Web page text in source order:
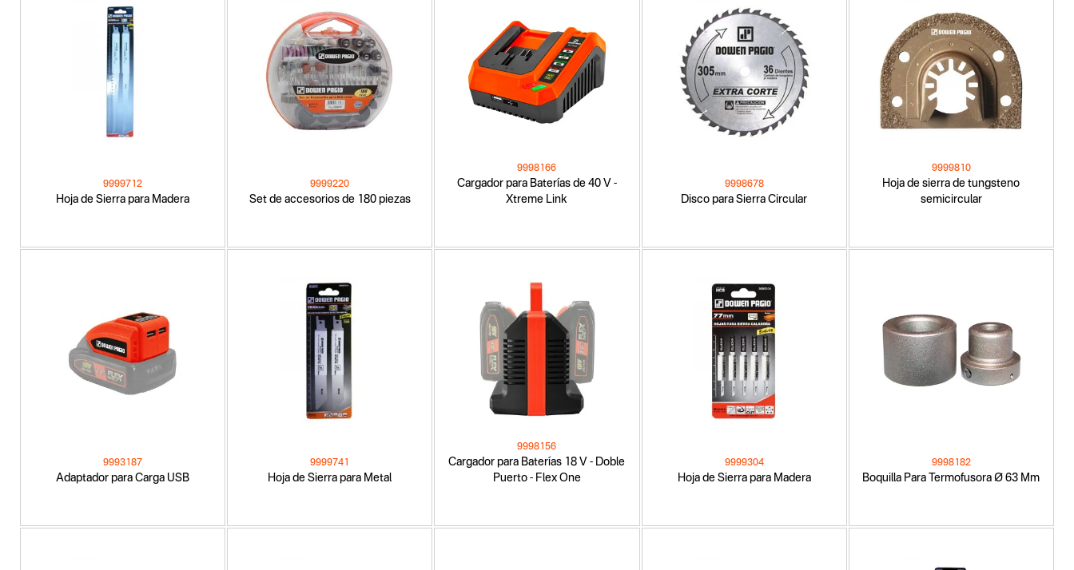
Hoja de Sierra para Madera
9999712
Set de accesorios de 180 piezas
9999220
Cargador para Baterías de 40 V -
Xtreme Link
9998166
Disco para Sierra Circular
9998678
Hoja de sierra de tungsteno
semicircular
9999810
Adaptador para Carga USB
9993187
Hoja de Sierra para Metal
9999741
Cargador para Baterías 18 V - Doble
Puerto - Flex One
9998156
Hoja de Sierra para Madera
9999304
Boquilla Para Termofusora Ø 63 Mm
9998182